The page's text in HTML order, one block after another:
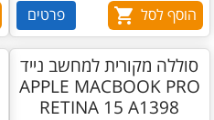
הוסף לסל פרטים
סוללה מקורית למחשב נייד
APPLE MACBOOK PRO
RETINA 15 A1398